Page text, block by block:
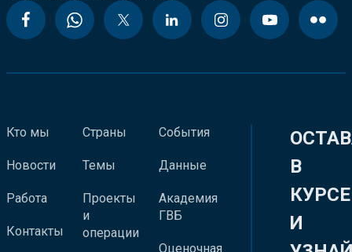
Кто мы
Новости
Работа
Контакты
Страны
Темы
Проекты
и
операции
События
Данные
Академия
ГВБ
Оценочная
В
КУРСЕ
И